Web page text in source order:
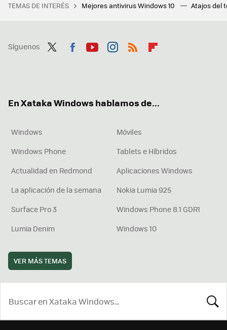
TEMAS DE INTERÉS Mejores antivirus Windows 10 Atajos del
Síguenos
En Xataka Windows hablamos de...
Windows
Móviles
Windows Phone
Tablets e Híbridos
Actualidad en Redmond
Aplicaciones Windows
La aplicación de la semana
Nokia Lumia 925
Surface Pro 3
Windows Phone 8.1 GDR1
Lumia Denim
Windows 10
VER MÁS TEMAS